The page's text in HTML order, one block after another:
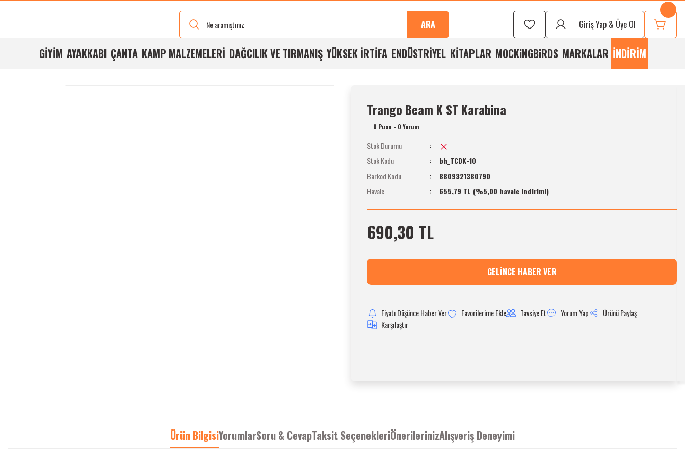
Ve Bedenleri
ile
Stoğumuzda
Buluşma
Kalite
Ücretsiz
Gün
İmkanı
ARA Giriş Yap & Üye Ol
GİYİM AYAKKABI ÇANTA KAMP MALZEMELERİ DAĞCILIK VE TIRMANIŞ YÜKSEK İRTİFA ENDÜSTRİYEL KİTAPLAR MOCKiNGBiRDS MARKALAR İNDİRİM
Trango Beam K ST Karabina
0 Puan - 0 Yorum
Stok Durumu
Stok Kodu
bh_TCDK-10
Barkod Kodu
8809321380790
Havale
655,79 TL (%5,00 havale indirimi)
690,30 TL
GELINCE HABER VER
Fiyatı Düşünce Haber Ver Tavsiye Et Yorum Yap
Ürünü Paylaş
Karşılaştır
Ürün BilgisiYorumlarSoru & CevapTaksit SeçenekleriÖnerilerinizAlışveriş Deneyimi